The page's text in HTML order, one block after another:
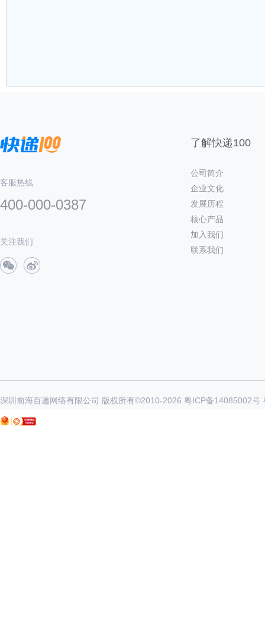
客服热线
400-000-0387
关注我们
了解快递100
公司简介
企业文化
发展历程
核心产品
加入我们
联系我们
深圳前海百递网络有限公司 版权所有©2010-2026 粤ICP备14085002号